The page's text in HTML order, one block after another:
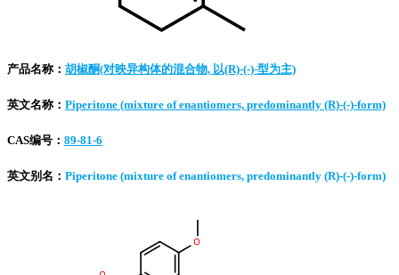
产品名称： 胡椒酮(对映异构体的混合物, 以(R)-(-)-型为主)
英文名称： Piperitone (mixture of enantiomers, predominantly (R)-(-)-form)
CAS编号： 89-81-6
英文别名： Piperitone (mixture of enantiomers, predominantly (R)-(-)-form)